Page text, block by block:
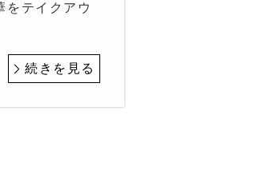
をテイクアウ
続きを見る